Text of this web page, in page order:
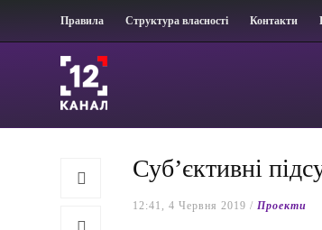
Правила Структура власності Контакти
Суб’єктивні
12:41, 4 Червня 2019 /Проекти